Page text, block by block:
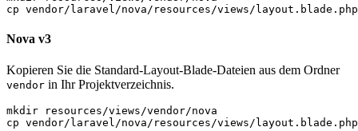
Nova v3
Kopieren Sie die Standard-Layout-Blade-Dateien aus dem Ordner
vendor in Ihr Projektverzeichnis.
mkdir resources/views/vendor/nova
cp vendor/laravel/nova/resources/views/